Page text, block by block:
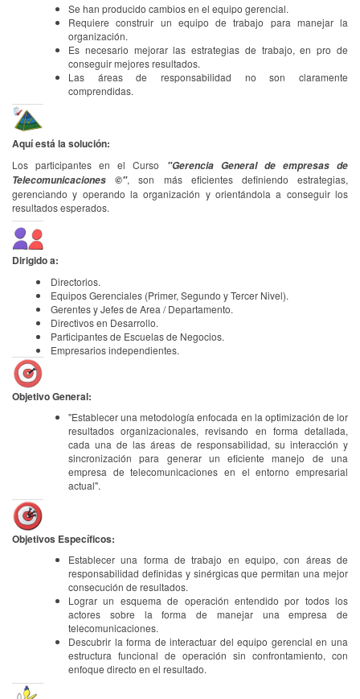
Se han producido cambios en el equipo gerencial.
Requiere construir un equipo de trabajo para manejar la
organización.
Es necesario mejorar las estrategias de trabajo, en pro de
conseguir mejores resultados.
Las áreas de responsabilidad no son claramente
comprendidas.
Aquí está la solución:
Los participantes en el Curso "Gerencia General de empresas de
Telecomunicaciones ©", son más eficientes definiendo estrategias,
gerenciando y operando la organización y orientándola a conseguir los
resultados esperados.
Dirigido a:
Directorios.
Equipos Gerenciales (Primer, Segundo y Tercer Nivel).
Gerentes y Jefes de Area / Departamento.
Directivos en Desarrollo.
Participantes de Escuelas de Negocios.
Empresarios independientes.
Objetivo General:
"Establecer una metodología enfocada en la optimización de lor
resultados organizacionales, revisando en forma detallada,
cada una de las áreas de responsabilidad, su interacción y
sincronización para generar un eficiente manejo de una
empresa de telecomunicaciones en el entorno empresarial
actual".
Objetivos Específicos:
Establecer una forma de trabajo en equipo, con áreas de
responsabilidad definidas y sinérgicas que permitan una mejor
consecución de resultados.
Lograr un esquema de operación entendido por todos los
actores sobre la forma de manejar una empresa de
telecomunicaciones.
Descubrir la forma de interactuar del equipo gerencial en una
estructura funcional de operación sin confrontamiento, con
enfoque directo en el resultado.